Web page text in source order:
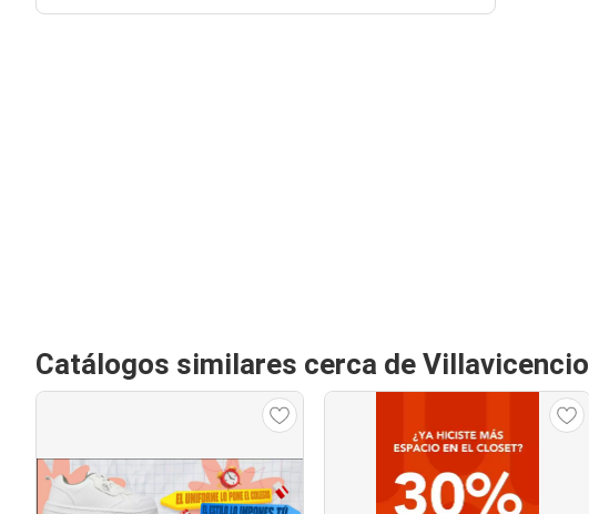
Catálogos similares cerca de Villavicencio